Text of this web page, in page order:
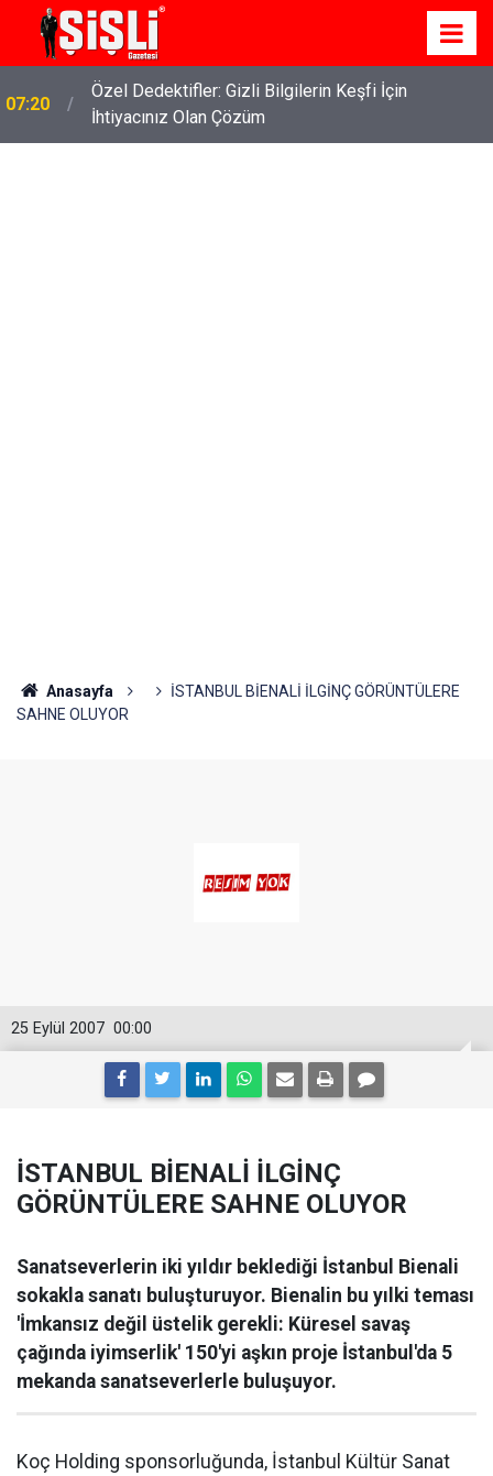
07:20
Özel Dedektifler: Gizli Bilgilerin Keşfi İçin
İhtiyacınız Olan Çözüm
Anasayfa
İSTANBUL BİENALİ İLGİNÇ GÖRÜNTÜLERE
SAHNE OLUYOR
00:00
25 Eylül 2007
İSTANBUL BİENALİ İLGİNÇ
GÖRÜNTÜLERE SAHNE OLUYOR
Sanatseverlerin iki yıldır beklediği İstanbul Bienali
sokakla sanatı buluşturuyor. Bienalin bu yılki teması
'İmkansız değil üstelik gerekli: Küresel savaş
çağında iyimserlik' 150'yi aşkın proje İstanbul'da 5
mekanda sanatseverlerle buluşuyor.
Koç Holding sponsorluğunda, İstanbul Kültür Sanat